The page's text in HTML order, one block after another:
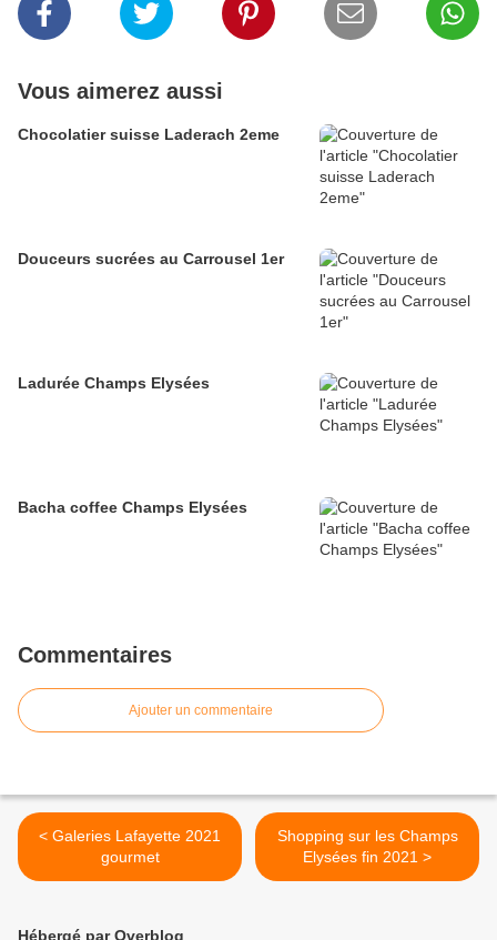
Vous aimerez aussi
Chocolatier suisse Laderach 2eme
Douceurs sucrées au Carrousel 1er
Ladurée Champs Elysées
Bacha coffee Champs Elysées
Commentaires
Ajouter un commentaire
< Galeries Lafayette 2021
gourmet
Shopping sur les Champs
Elysées fin 2021 >
Hébergé par Overblog